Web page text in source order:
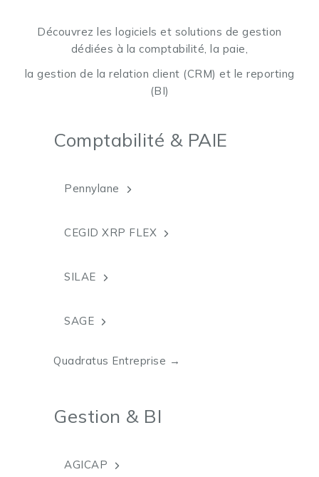
Découvrez les logiciels et solutions de gestion
dédiées à la comptabilité, la paie,
la gestion de la relation client (CRM) et le reporting
(BI)
Comptabilité & PAIE
Pennylane
CEGID XRP FLEX
SILAE
SAGE
Quadratus Entreprise →
Gestion & BI
AGICAP